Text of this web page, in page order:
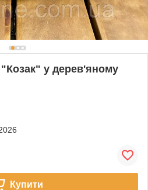
у дерев'яному
Купити